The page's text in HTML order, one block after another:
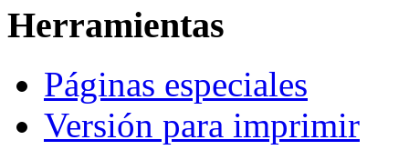
Herramientas
Páginas especiales
Versión para imprimir